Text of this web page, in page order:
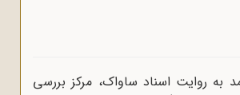
به روایت اسناد ساواک، مرکز بررسی